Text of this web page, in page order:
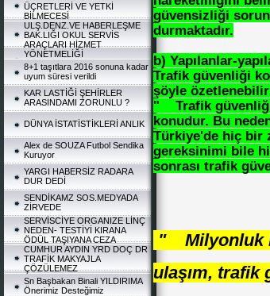
ÜÇRETLERİ VE YETKİ
BİLMECESİ
ULŞ.DENZ.VE HABERLEŞME
BAK.LIĞI OKUL SERVİS
ARAÇLARI HİZMET
YÖNETMELİĞİ
8+1 taşıtlara 2016 sonuna kadar
uyum süresi verildi
KAR LASTİĞİ ŞEHİRLER
ARASINDAMI ZORUNLU ?
DÜNYA İSTATİSTİKLERİ ANLIK
Alex de SOUZA Futbol Sendika
Kuruyor
YARGI HABERSİZ RADARA
DUR DEDİ
SENDİKAMZ SOS.MEDYADA
ZİRVEDE
SERVİSCİYE ORGANIZE LİNÇ
NEDEN- TESTİYİ KIRANA
ÖDÜL TAŞIYANA CEZA
CUMHUR AYDIN YRD DOÇ DR
TRAFİK MAKYAJLA
ÇÖZÜLEMEZ
Sn Başbakan Binali YILDIRIMA
Önerimiz Desteğimiz
güvensizliği
durmaktadır.
b) Yapılanlar-
Trafik güvenliği
şöyle
" Trafik güvenliği
konudur. Bu
Türkiye'de hiç bir
gereksinimi bile
sonrası trafik
" Milyonluk
ulaşım, trafik